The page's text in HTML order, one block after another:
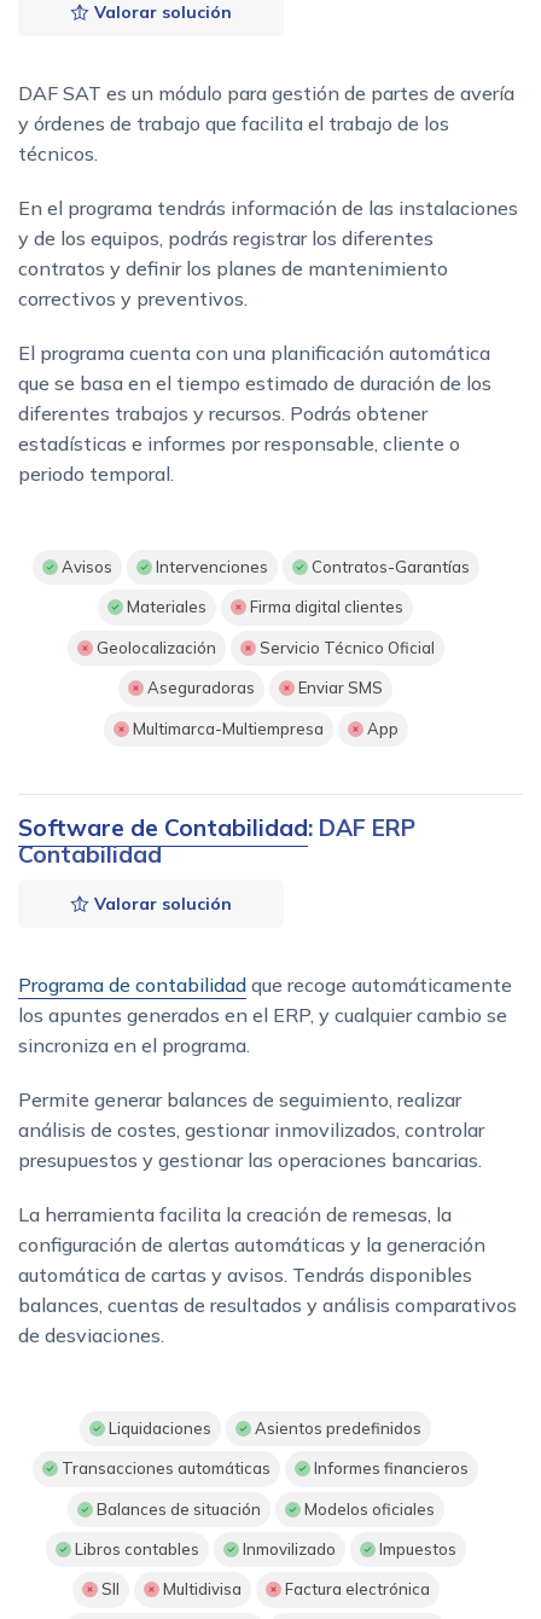
Valorar solución
DAF SAT es un módulo para gestión de partes de avería
y órdenes de trabajo que facilita el trabajo de los
técnicos.
En el programa tendrás información de las instalaciones
y de los equipos, podrás registrar los diferentes
contratos y definir los planes de mantenimiento
correctivos y preventivos.
El programa cuenta con una planificación automática
que se basa en el tiempo estimado de duración de los
diferentes trabajos y recursos. Podrás obtener
estadísticas e informes por responsable, cliente o
periodo temporal.
Avisos Intervenciones Contratos-Garantías
Materiales Firma digital clientes
Geolocalización Servicio Técnico Oficial
Aseguradoras Enviar SMS
Multimarca-Multiempresa App
Software de Contabilidad: DAF ERP
Contabilidad
Valorar solución
Programa de contabilidad que recoge automáticamente
los apuntes generados en el ERP, y cualquier cambio se
sincroniza en el programa.
Permite generar balances de seguimiento, realizar
análisis de costes, gestionar inmovilizados, controlar
presupuestos y gestionar las operaciones bancarias.
La herramienta facilita la creación de remesas, la
configuración de alertas automáticas y la generación
automática de cartas y avisos. Tendrás disponibles
balances, cuentas de resultados y análisis comparativos
de desviaciones.
Liquidaciones Asientos predefinidos
Transacciones automáticas Informes financieros
Balances de situación Modelos oficiales
Libros contables Inmovilizado Impuestos
SII Multidivisa Factura electrónica